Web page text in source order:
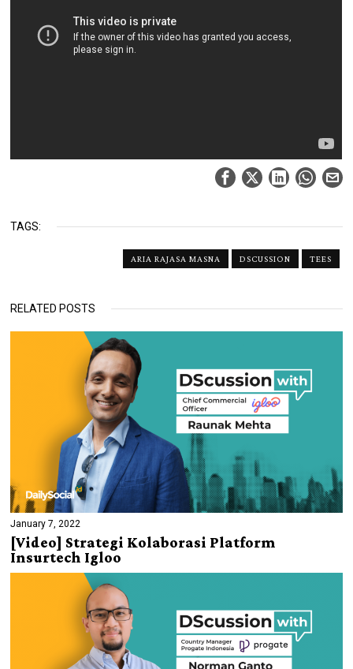
TAGS:
ARIA RAJASA MASNA DSCUSSION TEES
RELATED POSTS
January 7, 2022
[Video] Strategi Kolaborasi Platform
Insurtech Igloo